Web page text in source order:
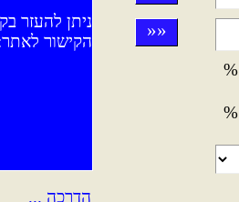
ניתן להעזר
הקישור
%
הדרכה ...
%
»»